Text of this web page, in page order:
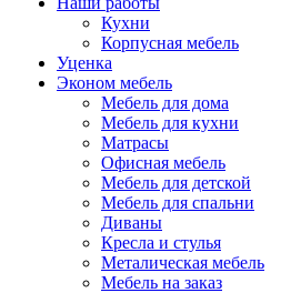
Кухни
Корпусная мебель
Уценка
Эконом мебель
Мебель для дома
Мебель для кухни
Матрасы
Офисная мебель
Мебель для детской
Мебель для спальни
Диваны
Кресла и стулья
Металическая мебель
Мебель на заказ